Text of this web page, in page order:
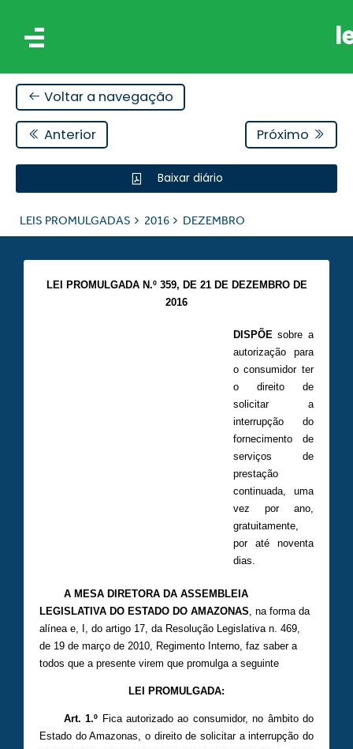
Voltar a navegação
Anterior Próximo
Baixar diário
LEIS PROMULGADAS 2016 DEZEMBRO
LEI PROMULGADA N.º 359, DE 21 DE DEZEMBRO DE
2016
DISPÕEsobre a
autorização para
o consumidor ter
o direito de
solicitar a
interrupção do
fornecimento de
serviços de
prestação
continuada, uma
vez por ano,
gratuitamente,
por até noventa
dias.
A MESA DIRETORA DA ASSEMBLEIA
LEGISLATIVA DO ESTADO DO AMAZONAS , na forma da
alínea e, I, do artigo 17, da Resolução Legislativa n. 469,
de 19 de março de 2010, Regimento Interno, faz saber a
todos que a presente virem que promulga a seguinte
LEI PROMULGADA:
Art. 1.º Fica autorizado ao consumidor, no âmbito do
Estado do Amazonas, o direito de solicitar a interrupção do